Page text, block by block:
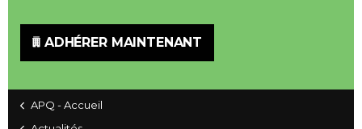
ADHÉRER MAINTENANT
APQ - Accueil